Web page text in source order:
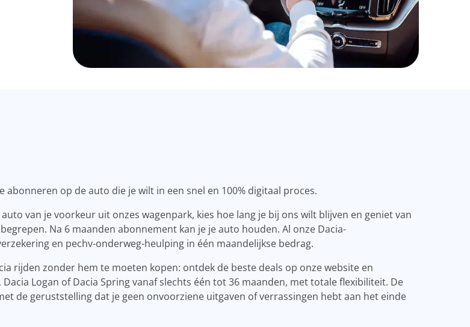
abonneren op de auto die je wilt in een snel en 100% digitaal proces.
van je voorkeur uit onzes wagenpark, kies hoe lang je bij ons wilt blijven en geniet van
Na 6 maanden abonnement kan je je auto houden. Al onze Dacia-
en pechv-onderweg-heulping in één maandelijkse bedrag.
rijden zonder hem te moeten kopen: ontdek de beste deals op onze website en
Logan of Dacia Spring vanaf slechts één tot 36 maanden, met totale flexibiliteit. De
de geruststelling dat je geen onvoorziene uitgaven of verrassingen hebt aan het einde